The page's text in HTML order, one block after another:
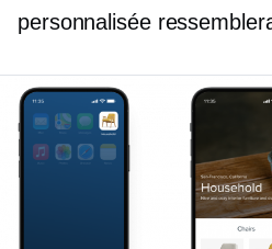
personnalisée